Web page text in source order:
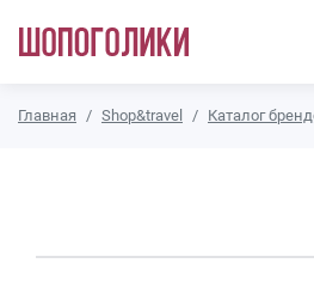
Главная Shop&travel Каталог